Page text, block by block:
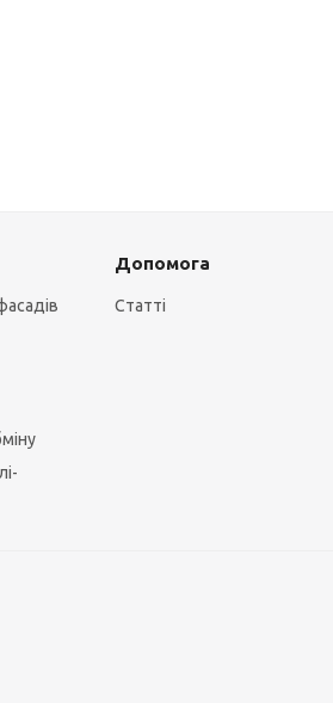
Допомога
Статті